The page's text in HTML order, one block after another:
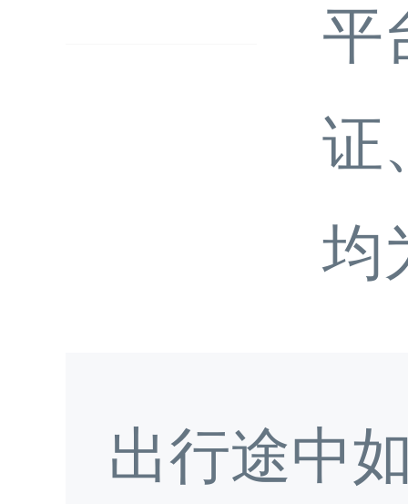
平
证
均
出行途中